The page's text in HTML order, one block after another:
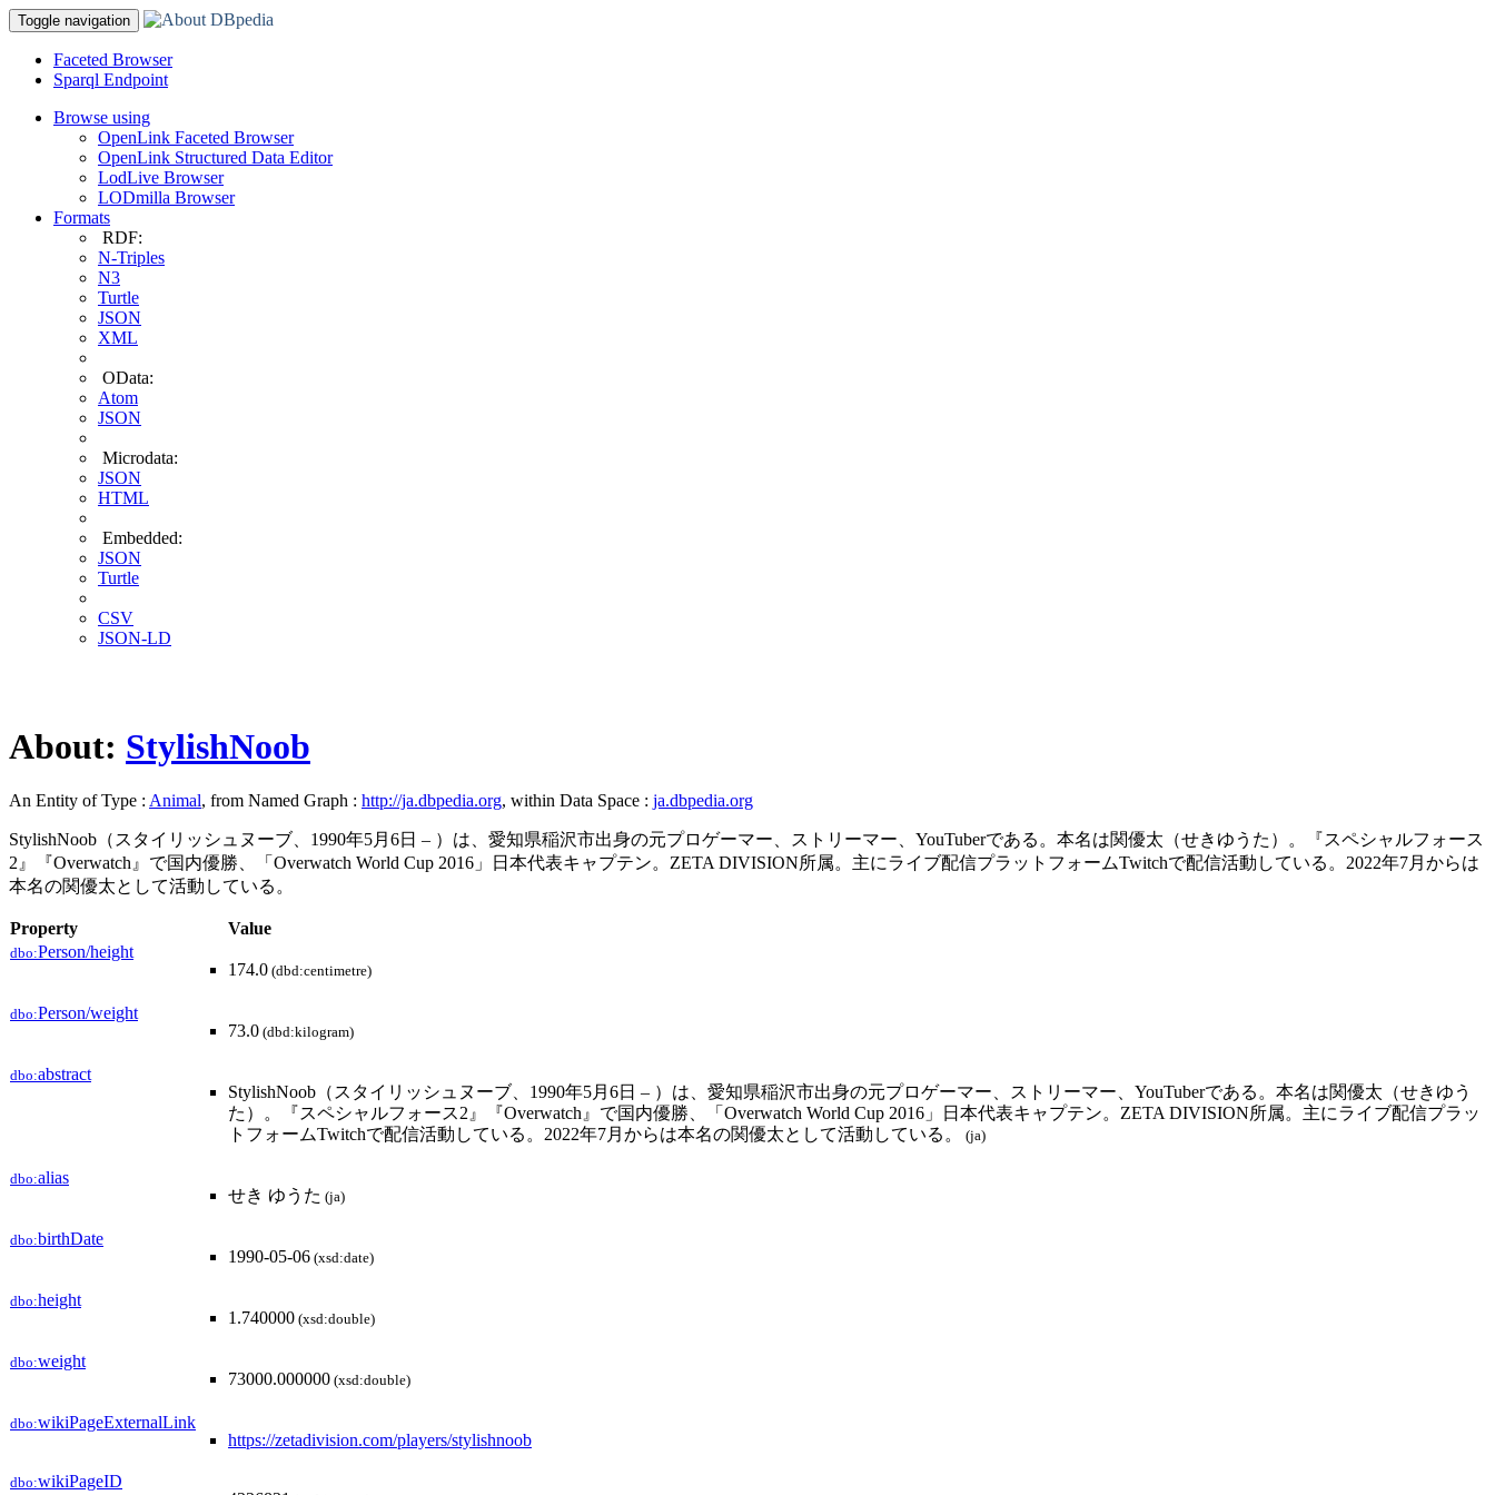
Toggle navigation
Faceted Browser
Sparql Endpoint
Browse using
OpenLink Faceted Browser
OpenLink Structured Data Editor
LodLive Browser
LODmilla Browser
Formats
RDF:
N-Triples
N3
Turtle
JSON
XML
OData:
Atom
JSON
Microdata:
JSON
HTML
Embedded:
JSON
Turtle
CSV
JSON-LD
About: StylishNoob
An Entity of Type : Animal, from Named Graph : http://ja.dbpedia.org, within Data Space : ja.dbpedia.org
StylishNoob（スタイリッシュヌーブ、1990年5月6日 – ）は、愛知県稲沢市出身の元プロゲーマー、ストリーマー、YouTuberである。本名は関優太（せきゆうた）。『スペシャルフォース
2』『Overwatch』で国内優勝、「Overwatch World Cup 2016」日本代表キャプテン。ZETA DIVISION所属。主にライブ配信プラットフォームTwitchで配信活動している。2022年7月からは
本名の関優太として活動している。
Property Value
dbo:Person/height
174.0 (dbd:centimetre)
dbo:Person/weight
73.0 (dbd:kilogram)
dbo:abstract
StylishNoob（スタイリッシュヌーブ、1990年5月6日 – ）は、愛知県稲沢市出身の元プロゲーマー、ストリーマー、YouTuberである。本名は関優太（せきゆう
た）。『スペシャルフォース2』『Overwatch』で国内優勝、「Overwatch World Cup 2016」日本代表キャプテン。ZETA DIVISION所属。主にライブ配信プラッ
トフォームTwitchで配信活動している。2022年7月からは本名の関優太として活動している。
(ja)
dbo:alias
せき ゆうた (ja)
dbo:birthDate
1990-05-06 (xsd:date)
dbo:height
1.740000 (xsd:double)
dbo:weight
73000.000000 (xsd:double)
dbo:wikiPageExternalLink
https://zetadivision.com/players/stylishnoob
dbo:wikiPageID